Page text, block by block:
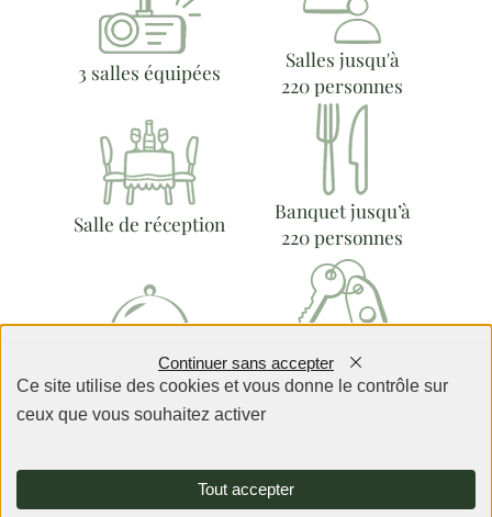
3 salles équipées
Salles jusqu'à
220 personnes
Salle de réception
Banquet jusqu’à
220 personnes
Service Traiteur
42 chambres
dont 10 suites
Ce site utilise des cookies et vous donne le contrôle sur
ceux que vous souhaitez activer
Tout accepter
Continuer sans accepter